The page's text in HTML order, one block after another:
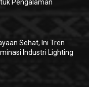
Pengalaman
Sehat, Ini Tren
Industri Lighting